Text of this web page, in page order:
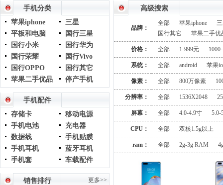
手机分类
苹果iphone
三星
平板和电脑
国行三星
国行小米
国行华为
国行荣耀
国行Vivo
国行OPPO
国行其它
苹果二手优品
停产手机
手机配件
存储卡
移动电源
手机电池
充电器
数据线
手机贴膜
手机耳机
蓝牙耳机
手机套
车载配件
销售排行 更多>>
高级搜索
品牌：
全部 苹果iphone
国行其它
苹果二手优
价格： 全部 1-999元
系统： 全部 android 苹果
像素： 全部 800万像素
分辨率： 全部 1536X2048
屏幕： 全部 4.0-4.9寸 5.0-
CPU： 全部 双核1.5g以上
ram： 全部 2g-3g RAM